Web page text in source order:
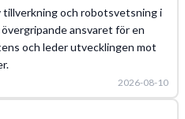
och robotsvetsning i
ansvaret för en
och leder utvecklingen mot
2026-08-10